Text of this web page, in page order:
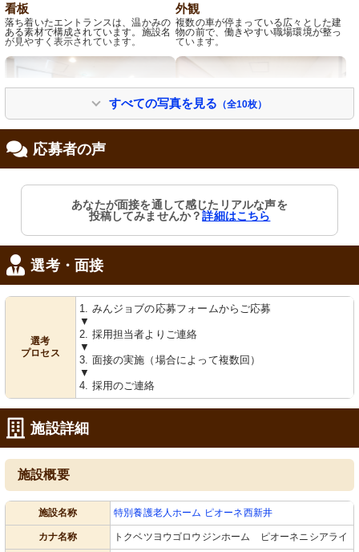
看板
落ち着いたエントランスは、温かみの
ある素材で構成されています。施設名
が見やすく表示されています。
外観
複数の車が停まっている広々とした建
物の前で、働きやすい職場環境が整っ
ています。
車椅子もスムーズに通れる広々とした
出入り口です。明るく開放的な空間で
利用しやすくなっています。
廊下
明るく広々とした廊下は、快適な移動
が可能です。掲示物が彩りを添えてい
自然光が入る広々としたスペースで
す。椅子に座ってゆったりと過ごすこ
とができます。
自然光が入る明るい空間です。広々と
したテーブルでゆったりと過ごせま
すべての写真を見る （全10枚）
応募者の声
あなたが面接を通して感じたリアルな声を
投稿してみませんか？詳細はこちら
選考・面接
選考
プロセス
1. みんジョブの応募フォームからご応募
▼
2. 採用担当者よりご連絡
▼
3. 面接の実施（場合によって複数回）
▼
4. 採用のご連絡
施設詳細
施設概要
施設名称 特別養護老人ホーム ピオーネ西新井
カナ名称 トクベツヨウゴロウジンホーム ピオーネニシアライ